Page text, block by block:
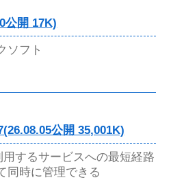
公開 17K)
ソフト
公開 35,001K)
用するサービスへの最短経路
同時に管理できる